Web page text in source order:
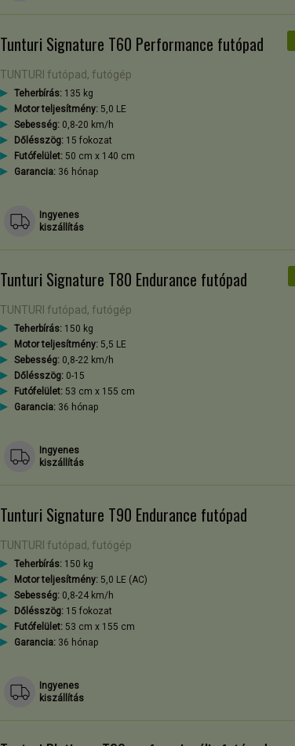
Tunturi Signature T60 Performance futópad
TUNTURI futópad, futógép
Teherbírás: 135 kg
Motor teljesítmény: 5,0 LE
Sebesség: 0,8-20 km/h
Dőlésszög: 15 fokozat
Futófelület: 50 cm x 140 cm
Garancia: 36 hónap
Ingyenes
kiszállítás
Tunturi Signature T80 Endurance futópad
TUNTURI futópad, futógép
Teherbírás: 150 kg
Motor teljesítmény: 5,5 LE
Sebesség: 0,8-22 km/h
Dőlésszög: 0-15
Futófelület: 53 cm x 155 cm
Garancia: 36 hónap
Ingyenes
kiszállítás
Tunturi Signature T90 Endurance futópad
TUNTURI futópad, futógép
Teherbírás: 150 kg
Motor teljesítmény: 5,0 LE (AC)
Sebesség: 0,8-24 km/h
Dőlésszög: 15 fokozat
Futófelület: 53 cm x 155 cm
Garancia: 36 hónap
Ingyenes
kiszállítás